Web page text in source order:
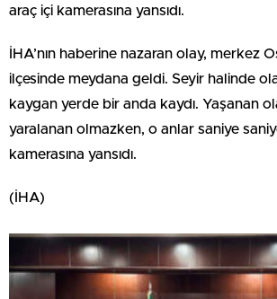
araç içi kamerasına yansıdı.
İHA’nın haberine nazaran olay, merkez
ilçesinde meydana geldi. Seyir halinde
kaygan yerde bir anda kaydı. Yaşanan
yaralanan olmazken, o anlar saniye
kamerasına yansıdı.
(İHA)